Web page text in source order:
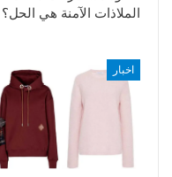
الملاذات الآمنة هي الحل؟
اخبار